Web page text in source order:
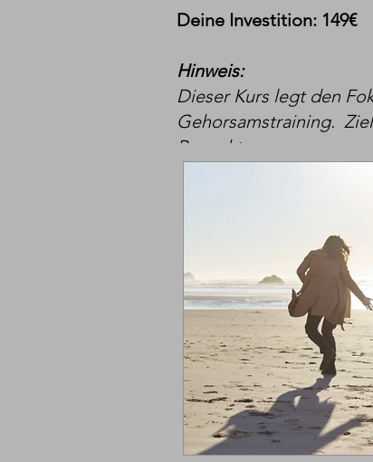
Deine Investition: 149€
Hinweis:
Dieser Kurs legt den
Gehorsamstraining.
Respekt.